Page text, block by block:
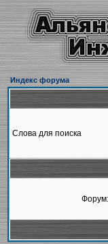
Индекс форума
Слова для поиска
Форум: